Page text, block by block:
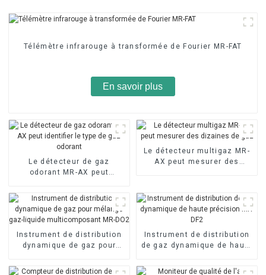
Télémètre infrarouge à transformée de Fourier MR-FAT
En savoir plus
Le détecteur de gaz
odorant MR-AX peut
odorant
Le détecteur multigaz MR-
AX peut mesurer des
Instrument de distribution
dynamique de gaz pour
multicomposant MR-DO2
Instrument de distribution
de gaz dynamique de haute